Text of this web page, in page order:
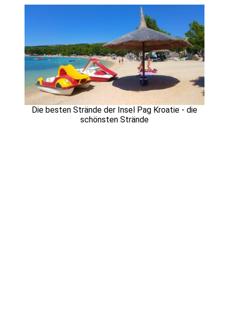
Die besten Strände der Insel Pag Kroatie - die
schönsten Strände